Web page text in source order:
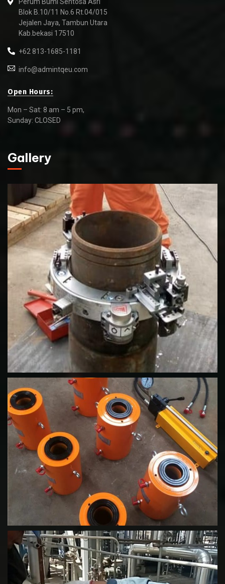
Blok B.10/11 No.6 Rt.04/015
Jejalen Jaya, Tambun Utara
Kab.bekasi 17510
+62 813-1685-1181
info@admintqeu.com
Open Hours:
Mon – Sat: 8 am – 5 pm,
Sunday: CLOSED
Gallery